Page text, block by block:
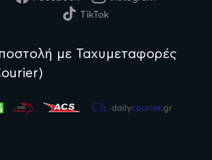
TikTok
με Ταχυμεταφορές